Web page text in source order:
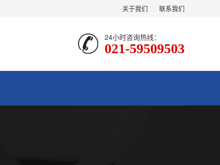
关于我们 联系我们
24小时咨询热线：
021-59509503